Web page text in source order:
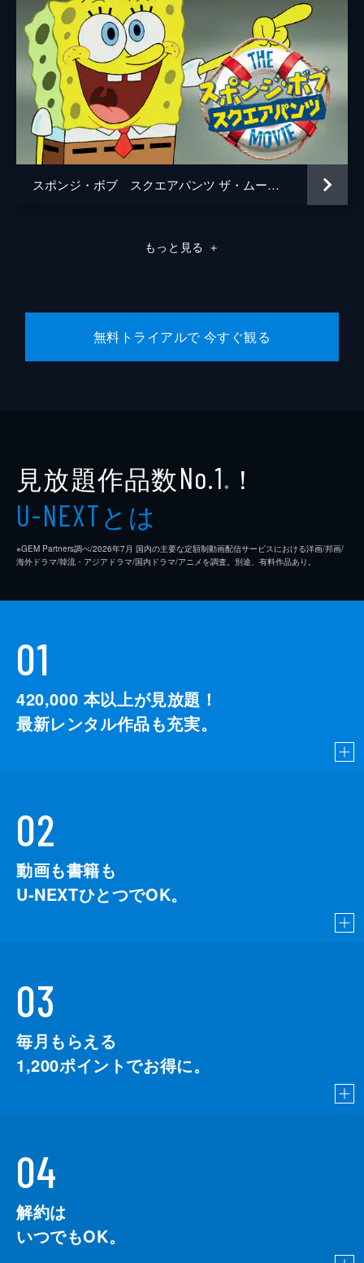
スポンジ・ボブ スクエアパンツ ザ・ムービー
もっと見る ＋
無料トライアルで 今すぐ観る
見放題作品数No.1 ※ ！
U-NEXTとは
※GEM Partners調べ/2026年7⽉ 国内の主要な定額制動画配信サービスにおける洋画/邦画/
海外ドラマ/韓流・アジアドラマ/国内ドラマ/アニメを調査。別途、有料作品あり。
01
420,000 本以上が見放題！
最新レンタル作品も充実。
02
動画も書籍も
U-NEXTひとつでOK。
03
毎月もらえる
1,200ポイントでお得に。
04
解約は
いつでもOK。